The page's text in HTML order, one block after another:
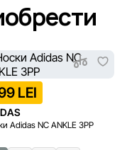
LEI
Adidas NC ANKLE 3PP